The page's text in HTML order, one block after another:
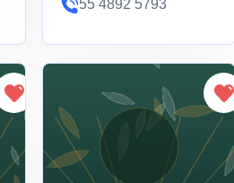
de
55 4892 5793